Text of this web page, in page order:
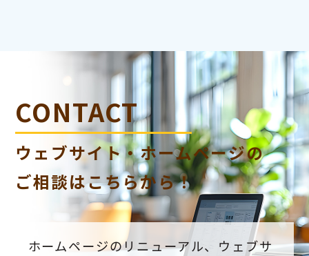
CONTACT
ウェブサイト・ホームページの
ご相談はこちらから！
ホームページのリニューアル、ウェブサ